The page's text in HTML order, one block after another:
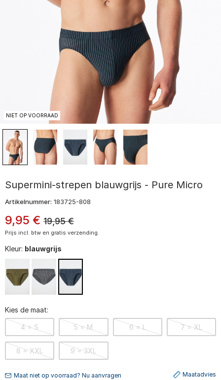
NIET OP VOORRAAD
Supermini-strepen blauwgrijs - Pure Micro
Artikelnummer: 183725-808
9,95 € 19,95€
Prijs incl. btw en gratis verzending.
Kleur: blauwgrijs
Kies de maat:
4 = S 5 = M 6 = L 7 = XL
8 = XXL 9 = 3XL
Maat niet op voorraad? Nu aanvragen Maatadvies